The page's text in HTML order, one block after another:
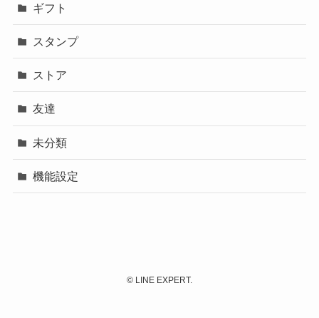
ギフト
スタンプ
ストア
友達
未分類
機能設定
© LINE EXPERT.